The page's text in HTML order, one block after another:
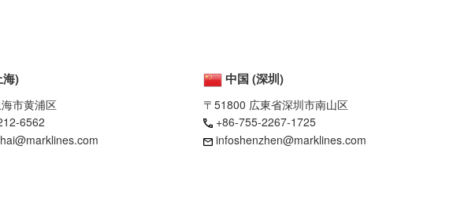
海)
市黄浦区
6562
中国 (深圳)
〒51800 広東省深圳市南山区
+86-755-2267-1725
infoshenzhen@marklines.com